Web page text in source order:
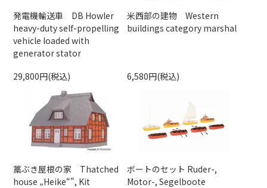
発電機輸送車 DB Howler
heavy-duty self-propelling
vehicle loaded with
generator stator
29,800円(税込)
米西部の建物 Western
buildings category marshal
6,580円(税込)
藁ぶき屋根の家 Thatched
house „Heike“", Kit
ボートのセット Ruder-,
Motor-, Segelboote